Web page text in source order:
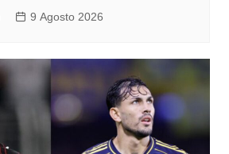
9 Agosto 2026